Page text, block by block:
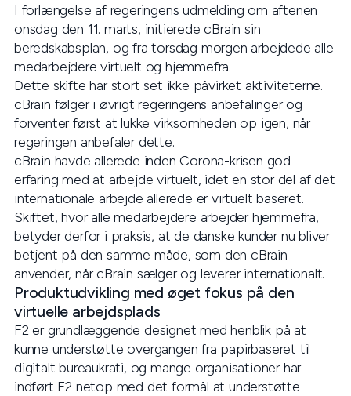
I forlængelse af regeringens udmelding om aftenen
onsdag den 11. marts, initierede cBrain sin
beredskabsplan, og fra torsdag morgen arbejdede alle
medarbejdere virtuelt og hjemmefra.
Dette skifte har stort set ikke påvirket aktiviteterne.
cBrain følger i øvrigt regeringens anbefalinger og
forventer først at lukke virksomheden op igen, når
regeringen anbefaler dette.
cBrain havde allerede inden Corona-krisen god
erfaring med at arbejde virtuelt, idet en stor del af det
internationale arbejde allerede er virtuelt baseret.
Skiftet, hvor alle medarbejdere arbejder hjemmefra,
betyder derfor i praksis, at de danske kunder nu bliver
betjent på den samme måde, som den cBrain
anvender, når cBrain sælger og leverer internationalt.
Produktudvikling med øget fokus på den
virtuelle arbejdsplads
F2 er grundlæggende designet med henblik på at
kunne understøtte overgangen fra papirbaseret til
digitalt bureaukrati, og mange organisationer har
indført F2 netop med det formål at understøtte